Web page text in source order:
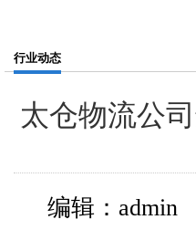
行业动态
太仓物流公
编辑：